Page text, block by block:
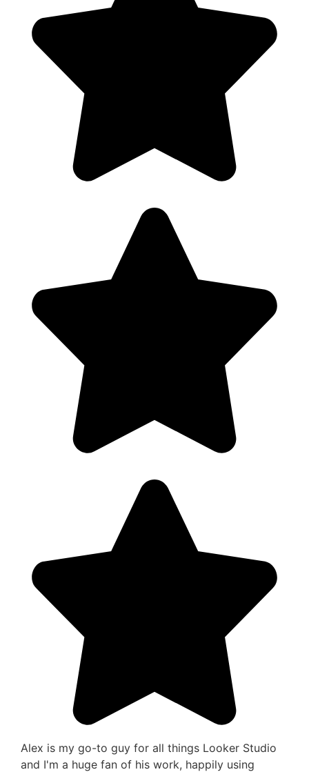
Alex is my go-to guy for all things Looker Studio
and I'm a huge fan of his work, happily using